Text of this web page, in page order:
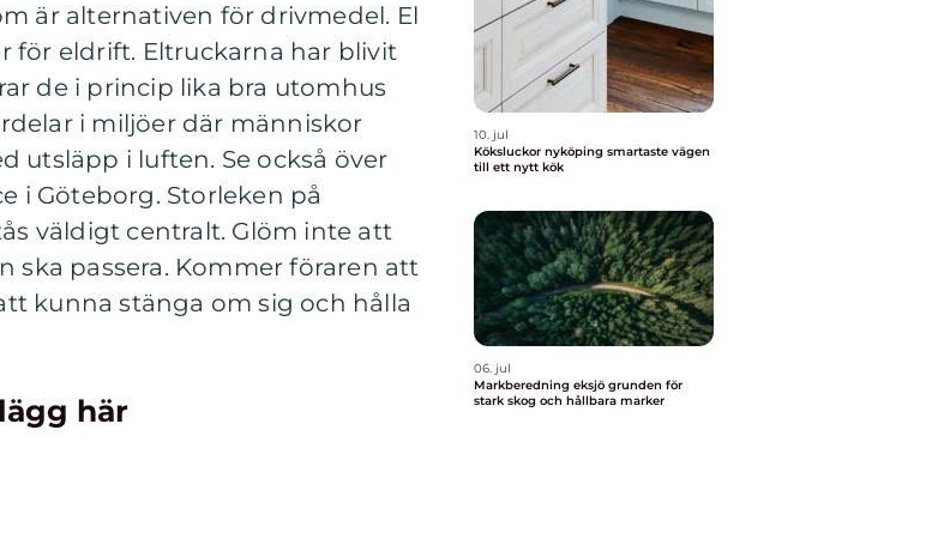
är alternativen för drivmedel. El
för eldrift. Eltruckarna har blivit
de i princip lika bra utomhus
i miljöer där människor
utsläpp i luften. Se också över
i Göteborg. Storleken på
väldigt centralt. Glöm inte att
passera. Kommer föraren att
kunna stänga om sig och hålla
här
10. jul
Köksluckor nyköping smartaste vägen
till ett nytt kök
06. jul
Markberedning eksjö grunden för
stark skog och hållbara marker